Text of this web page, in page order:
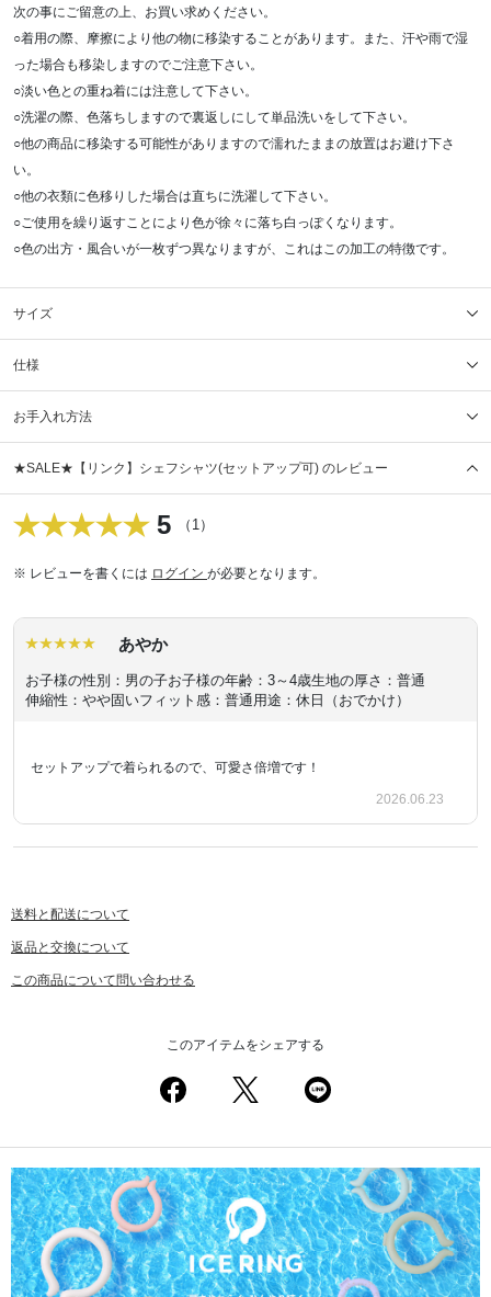
次の事にご留意の上、お買い求めください。
○着用の際、摩擦により他の物に移染することがあります。また、汗や雨で湿
った場合も移染しますのでご注意下さい。
○淡い色との重ね着には注意して下さい。
○洗濯の際、色落ちしますので裏返しにして単品洗いをして下さい。
○他の商品に移染する可能性がありますので濡れたままの放置はお避け下さ
い。
○他の衣類に色移りした場合は直ちに洗濯して下さい。
○ご使用を繰り返すことにより色が徐々に落ち白っぽくなります。
○色の出方・風合いが一枚ずつ異なりますが、これはこの加工の特徴です。
サイズ
仕様
お手入れ方法
★SALE★【リンク】シェフシャツ(セットアップ可) のレビュー
5 （1）
※ レビューを書くには ログイン が必要となります。
あやか
お子様の性別：男の子お子様の年齢：3～4歳生地の厚さ：普通
伸縮性：やや固いフィット感：普通用途：休日（おでかけ）
セットアップで着られるので、可愛さ倍増です！
2026.06.23
送料と配送について
返品と交換について
この商品について問い合わせる
このアイテムをシェアする